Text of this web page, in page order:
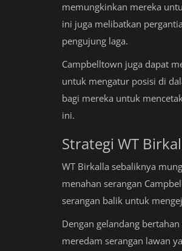
memungkinkan mereka
ini juga melibatkan
pengujung laga.
Campbelltown juga dapat
untuk mengatur posisi di
bagi mereka untuk
ini.
Strategi WT
WT Birkalla sebaliknya
menahan serangan
serangan balik untuk
Dengan gelandang
meredam serangan lawan